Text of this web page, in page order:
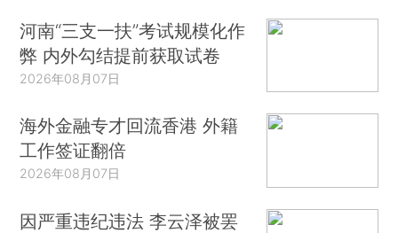
河南“三支一扶”考试规模化作
弊 内外勾结提前获取试卷
2026年08月07日
海外金融专才回流香港 外籍
工作签证翻倍
2026年08月07日
因严重违纪违法 李云泽被罢